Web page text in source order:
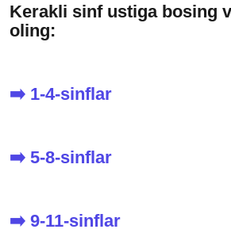
Kerakli sinf ustiga bosing
oling:
➡️ 1-4-sinflar
➡️ 5-8-sinflar
➡️ 9-11-sinflar